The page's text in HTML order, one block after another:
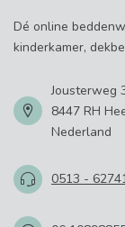
Dé online
kinderkamer,
Jousterweg
8447 RH
Nederland
0513 -